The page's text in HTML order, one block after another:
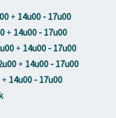
+ 14u00 - 17u00
+ 14u00 - 17u00
+ 14u00 - 17u00
+ 14u00 - 17u00
+ 14u00 - 17u00